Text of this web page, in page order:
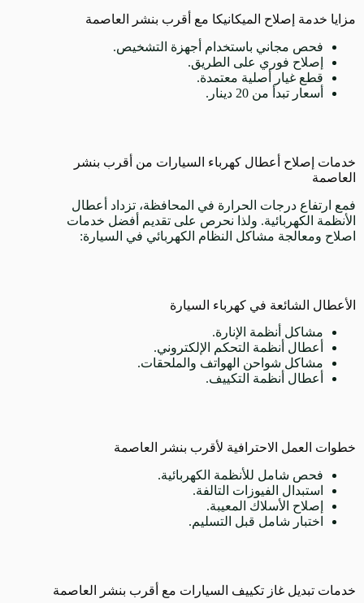
مزايا خدمة إصلاح الميكانيكا مع أقرب بنشر العاصمة
فحص مجاني باستخدام أجهزة التشخيص.
إصلاح فوري على الطريق.
قطع غيار أصلية معتمدة.
أسعار تبدأ من 20 دينار.
خدمات إصلاح أعطال كهرباء السيارات من أقرب بنشر
العاصمة
فمع ارتفاع درجات الحرارة في المحافظة، تزداد أعطال
الأنظمة الكهربائية. ولذا نحرص على تقديم أفضل خدمات
اصلاح ومعالجة مشاكل النظام الكهربائي في السيارة:
الأعطال الشائعة في كهرباء السيارة
مشاكل أنظمة الإنارة.
أعطال أنظمة التحكم الإلكتروني.
مشاكل شواحن الهواتف والملحقات.
أعطال أنظمة التكييف.
خطوات العمل الاحترافية لأقرب بنشر العاصمة
فحص شامل للأنظمة الكهربائية.
استبدال الفيوزات التالفة.
إصلاح الأسلاك المعيبة.
اختبار شامل قبل التسليم.
خدمات تبديل غاز تكييف السيارات مع أقرب بنشر العاصمة